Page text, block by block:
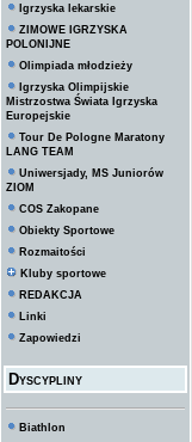
Igrzyska lekarskie
ZIMOWE IGRZYSKA
POLONIJNE
Olimpiada młodzieży
Igrzyska Olimpijskie
Mistrzostwa Świata Igrzyska
Europejskie
Tour De Pologne Maratony
LANG TEAM
Uniwersjady, MS Juniorów
ZIOM
COS Zakopane
Obiekty Sportowe
Rozmaitości
Kluby sportowe
REDAKCJA
Linki
Zapowiedzi
Dyscypliny
Biathlon